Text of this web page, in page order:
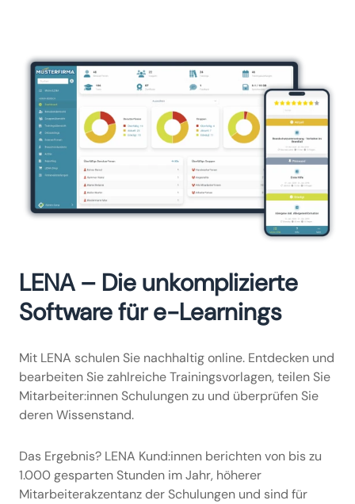
LENA – Die unkomplizierte
Software für e-Learnings
Mit LENA schulen Sie nachhaltig online. Entdecken und
bearbeiten Sie zahlreiche Trainingsvorlagen, teilen Sie
Mitarbeiter:innen Schulungen zu und überprüfen Sie
deren Wissenstand.
Das Ergebnis? LENA Kund:innen berichten von bis zu
1.000 gesparten Stunden im Jahr, höherer
Mitarbeiterakzentanz der Schulungen und sind für